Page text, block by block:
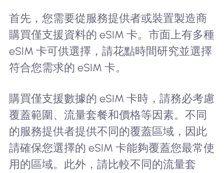
首先，您需要從服務提供者或裝置製造商
購買僅支援資料的 eSIM 卡。市面上有多種
eSIM 卡可供選擇，請花點時間研究並選擇
符合您需求的 eSIM 卡。
購買僅支援數據的 eSIM 卡時，請務必考慮
覆蓋範圍、流量套餐和價格等因素。不同
的服務提供者提供不同的覆蓋區域，因此
請確保您選擇的 eSIM 卡能夠覆蓋您最常使
用的區域。此外，請比較不同的流量套